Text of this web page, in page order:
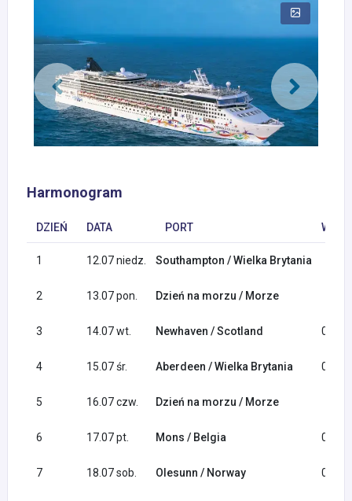
Harmonogram
DZIEŃ DATA PORT
1 12.07 niedz. Southampton / Wielka Brytania
2 13.07 pon. Dzień na morzu / Morze
3 14.07 wt. Newhaven / Scotland 07:00
4 15.07 śr. Aberdeen / Wielka Brytania 07:00
5 16.07 czw. Dzień na morzu / Morze
6 17.07 pt. Mons / Belgia 07:00
7 18.07 sob. Olesunn / Norway 07:00